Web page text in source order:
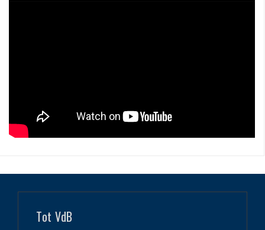
Tot VdB